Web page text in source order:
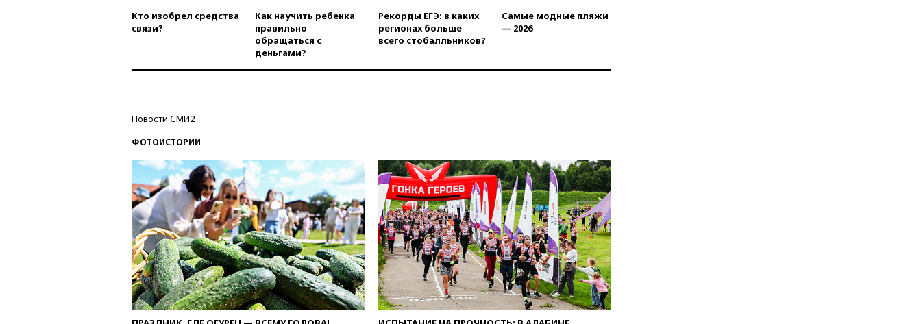
вчера, 20:15Минтранс
предложил оплачивать
официальным визитом
вчера, 19:50Аэропорты Сочи и
Ярославля приостановили
работу
вчера, 19:35 WP: Трамп
призвал доноров-
республиканцев поддержать
Вэнса на выборах 2028 года
вчера, 19:20Число ломбардов
в РФ превысило максимум
2022 года
Кто изобрел средства
связи?
Как научить ребенка
правильно
обращаться с
деньгами?
Рекорды ЕГЭ: в каких
регионах больше
всего стобалльников?
Самые модные пляжи
— 2026
Новости СМИ2
ФОТОИСТОРИИ